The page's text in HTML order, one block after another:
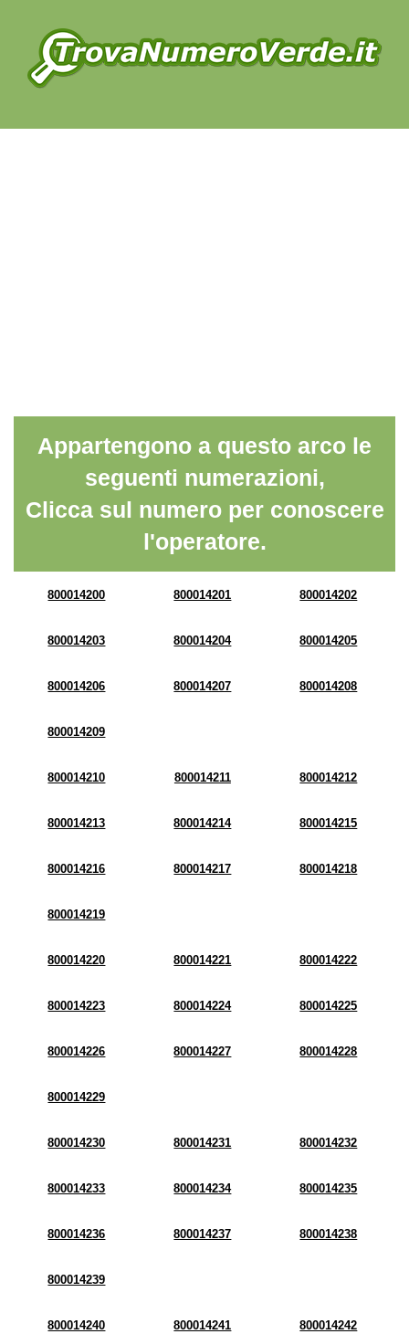
Appartengono a questo arco le
seguenti numerazioni,
Clicca sul numero per conoscere
l'operatore.
800014200 800014201 800014202
800014203 800014204 800014205
800014206 800014207 800014208
800014209
800014210 800014211 800014212
800014213 800014214 800014215
800014216 800014217 800014218
800014219
800014220 800014221 800014222
800014223 800014224 800014225
800014226 800014227 800014228
800014229
800014230 800014231 800014232
800014233 800014234 800014235
800014236 800014237 800014238
800014239
800014240 800014241 800014242